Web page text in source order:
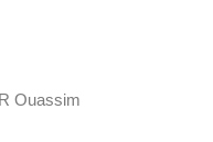
Ouassim